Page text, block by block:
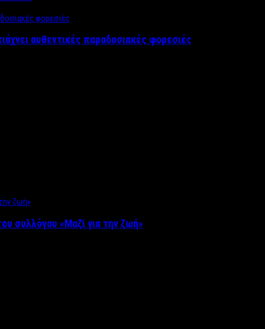
αυθεντικές παραδοσιακές φορεσιές
συλλόγου «Μαζί για την ζωή»